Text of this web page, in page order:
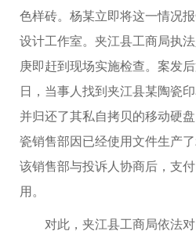
色样砖。杨某立即将这一情况
设计工作室。夹江县工商局执
庚即赶到现场实施检查。案发
日，当事人找到夹江县某陶瓷
并归还了其私自拷贝的移动硬
瓷销售部因已经使用文件生产
该销售部与投诉人协商后，支
用。
对此，夹江县工商局依法对